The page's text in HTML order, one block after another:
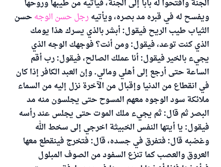
الجنة وافتحوا له بابا إلى الجنة، فيأتيه من طيبها وروحها
ويفسح له في قبره مد بصره، ويأتيه رجل حسن الوجهحسن
الثياب طيب الريح فيقول: أبشر بالذي يسرك هذا يومك
الذي كنت توعد، فيقول: ومن أنت؟ فوجهك الوجه الذي
يجيء بالخير فيقول: أنا عملك الصالح، فيقول: رب أقم
الساعة حتى أرجع إلى أهلي ومالي. وإن العبد الكافر إذا كان
في انقطاع من الدنيا وإقبال من الآخرة نزل إليه من السماء
ملائكة سود الوجوه معهم المسوح حتى يجلسون منه مد
البصر ثم قال: ثم يجيء ملك الموت حتى يجلس عند رأسه
فيقول: يا أيتها النفس الخبيثة اخرجي إلى سخط الله
وغضبه قال: فتفرق في جسده، قال: فتخرج فينقطع معها
العروق والعصب كما تنزع السفود من الصوف المبلول